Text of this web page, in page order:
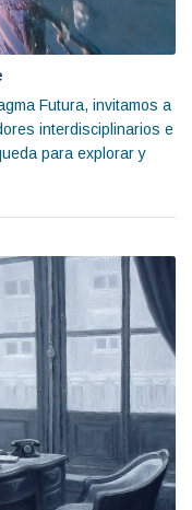
Futura, invitamos a
interdisciplinarios e
para explorar y